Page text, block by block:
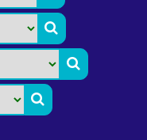


